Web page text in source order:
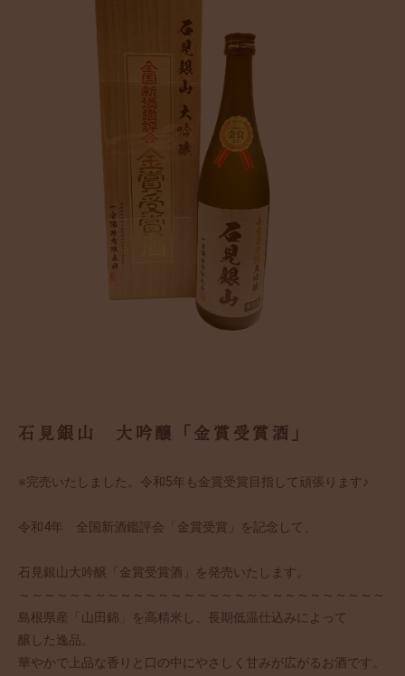
石見銀山 大吟醸「金賞受賞酒」
※完売いたしました。令和5年も金賞受賞目指して頑張ります♪
令和4年 全国新酒鑑評会「金賞受賞」を記念して、
石見銀山大吟醸「金賞受賞酒」を発売いたします。
～～～～～～～～～～～～～～～～～～～～～～～～～～～～～
島根県産「山田錦」を高精米し、長期低温仕込みによって
醸した逸品。
華やかで上品な香りと口の中にやさしく甘みが広がるお酒です。